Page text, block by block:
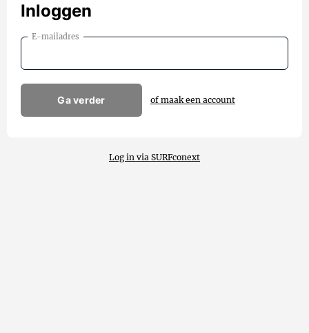
Inloggen
E-mailadres
Ga verder of maak een account
Log in via SURFconext